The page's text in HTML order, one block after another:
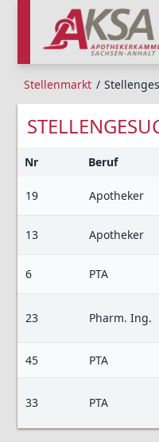
Stellenmarkt
Nr Beruf
19 Apotheker
13 Apotheker
6 PTA
23 Pharm. Ing.
45 PTA
33 PTA